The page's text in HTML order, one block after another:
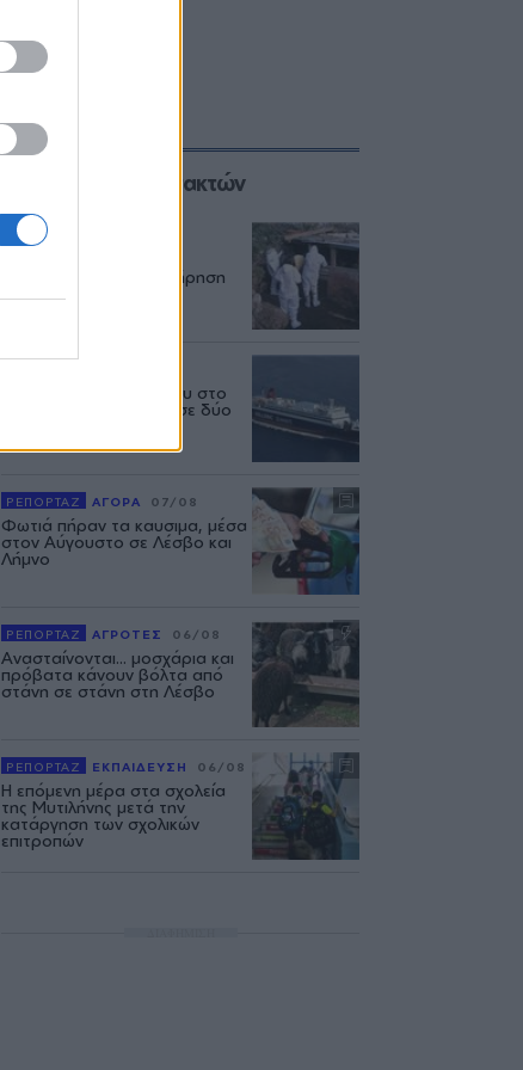
Επιλογές των Συντακτών
ΑΓΡΟΤΕΣ
εξαπλώνεται και η επιτήρηση
Δεύτερη εμπλοκή κάβου στο
«Νήσος Ρόδος» μέσα σε δύο
ΡΕΠΟΡΤΑΖ ΑΓΟΡΑ 07/08
Φωτιά πήραν τα καυσιμα, μέσα
στον Αύγουστο σε Λέσβο και
Λήμνο
ΡΕΠΟΡΤΑΖ ΑΓΡΟΤΕΣ 06/08
Ανασταίνονται... μοσχάρια και
πρόβατα κάνουν βόλτα από
στάνη σε στάνη στη Λέσβο
ΡΕΠΟΡΤΑΖ ΕΚΠΑΙΔΕΥΣΗ 06/08
Η επόμενη μέρα στα σχολεία
της Μυτιλήνης μετά την
κατάργηση των σχολικών
επιτροπών